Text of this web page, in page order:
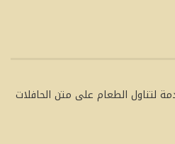
لتناول الطعام على متن الحافلات